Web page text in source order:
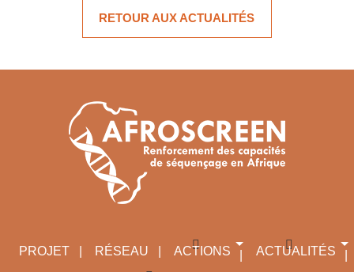
Localisation géographique des génomes du mpox
Une étude publiée dansThe Lancet Microbe
Cette recherche a été menée par l’ Institut Pasteur de
Comprendre la diversité du mpox en Afrique
Le mpox, maladie virale zoonotique, se divise en deux
RETOUR AUX ACTUALITÉS
PROJET RÉSEAU ACTIONS ACTUALITÉS